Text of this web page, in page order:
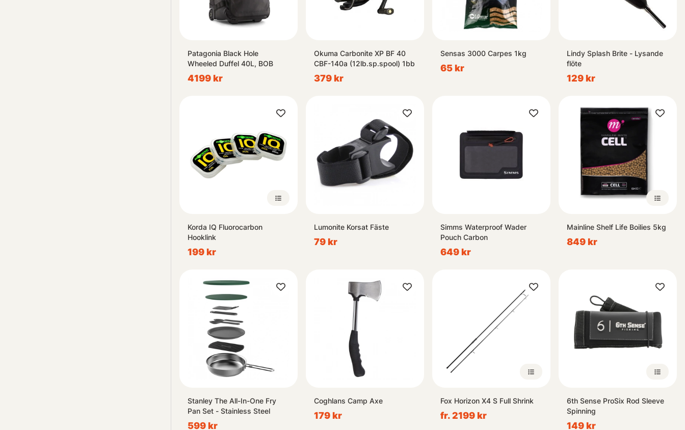
Patagonia Black Hole
Wheeled Duffel 40L, BOB
4199 kr
Okuma Carbonite XP BF 40
CBF-140a (12lb.sp.spool) 1bb
379 kr
Sensas 3000 Carpes 1kg
65 kr
Lindy Splash Brite - Lysande
flöte
129 kr
Korda IQ Fluorocarbon
Hooklink
199 kr
Lumonite Korsat Fäste
79 kr
Simms Waterproof Wader
Pouch Carbon
649 kr
Mainline Shelf Life Boilies 5kg
849 kr
Stanley The All-In-One Fry
Pan Set - Stainless Steel
599 kr
Coghlans Camp Axe
179 kr
Fox Horizon X4 S Full Shrink
fr. 2199 kr
6th Sense ProSix Rod Sleeve
Spinning
149 kr